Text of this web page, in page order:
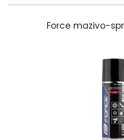
Force mazivo-